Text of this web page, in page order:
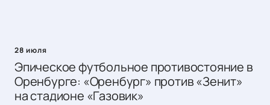
28 июля
Эпическое футбольное противостояние в
Оренбурге: «Оренбург» против «Зенит»
на стадионе «Газовик»